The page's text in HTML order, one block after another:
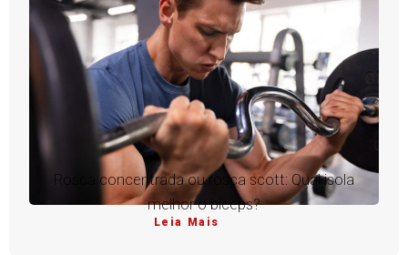
Rosca concentrada ou rosca scott: Qual isola
melhor o bíceps?
Leia Mais